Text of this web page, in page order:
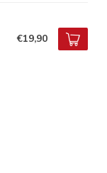
€19,90